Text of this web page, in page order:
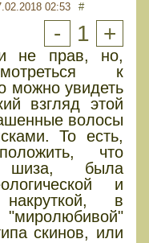
02:53 #
- 1 +
не прав, но,
к
можно увидеть
взгляд этой
волосы
То есть,
что
шиза, была
и
накруткой, в
скинов, или